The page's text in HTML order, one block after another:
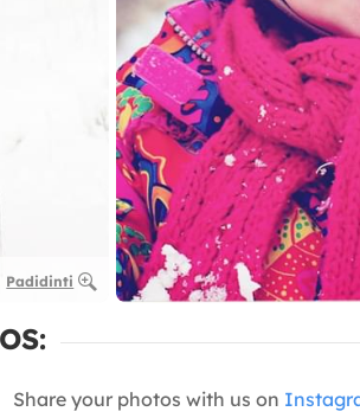
Padidinti
Share your photos with us on